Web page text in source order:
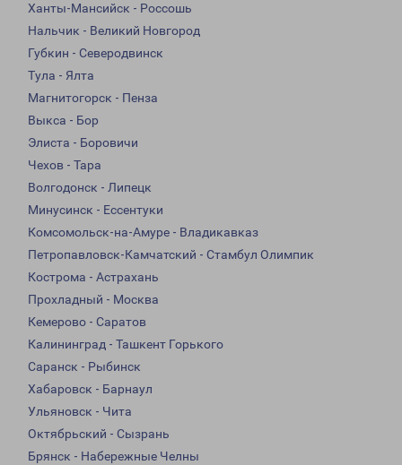
Ханты-Мансийск - Россошь
Нальчик - Великий Новгород
Губкин - Северодвинск
Тула - Ялта
Магнитогорск - Пенза
Выкса - Бор
Элиста - Боровичи
Чехов - Тара
Волгодонск - Липецк
Минусинск - Ессентуки
Комсомольск-на-Амуре - Владикавказ
Петропавловск-Камчатский - Стамбул Олимпик
Кострома - Астрахань
Прохладный - Москва
Кемерово - Саратов
Калининград - Ташкент Горького
Саранск - Рыбинск
Хабаровск - Барнаул
Ульяновск - Чита
Октябрьский - Сызрань
Брянск - Набережные Челны